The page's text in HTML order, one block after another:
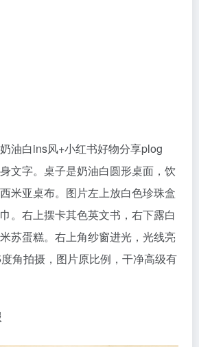
米亚桌布。图片左上放白色珍珠盒
。右上摆卡其色英文书，右下露白
苏蛋糕。右上角纱窗进光，光线亮
角拍摄，图片原比例，干净高级有